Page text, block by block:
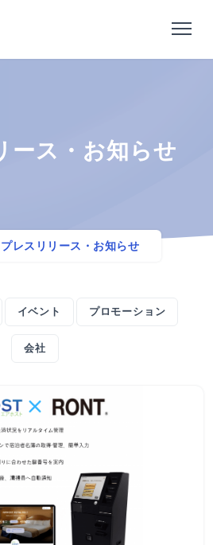
ース・お知らせ
プレスリリース・お知らせ
イベント プロモーション
会社